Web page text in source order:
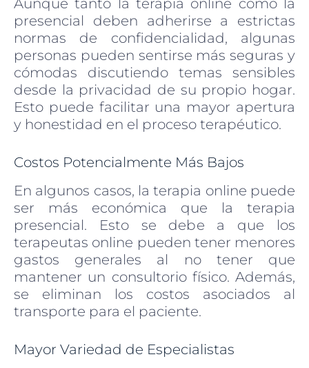
presencial deben adherirse a estrictas
normas de confidencialidad, algunas
personas pueden sentirse más seguras y
cómodas discutiendo temas sensibles
desde la privacidad de su propio hogar.
Esto puede facilitar una mayor apertura
y honestidad en el proceso terapéutico.
Costos Potencialmente Más Bajos
En algunos casos, la terapia online puede
ser más económica que la terapia
presencial. Esto se debe a que los
terapeutas online pueden tener menores
gastos generales al no tener que
mantener un consultorio físico. Además,
se eliminan los costos asociados al
transporte para el paciente.
Mayor Variedad de Especialistas